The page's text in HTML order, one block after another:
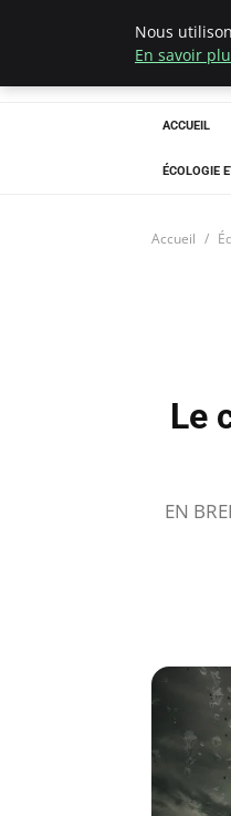
ACCUEIL
ÉCOLOGIE
Accueil
Le
EN
Nous
En savoir